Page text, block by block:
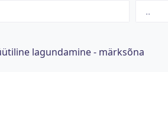
lagundamine - märksõna